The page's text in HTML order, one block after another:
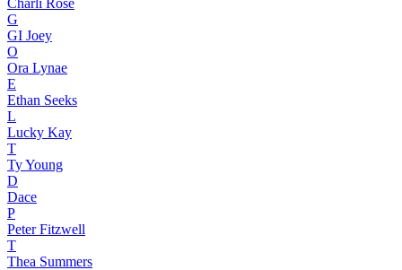
G
GI Joey
O
Ora Lynae
E
Ethan Seeks
L
Lucky Kay
T
Ty Young
D
Dace
P
Peter Fitzwell
T
Thea Summers